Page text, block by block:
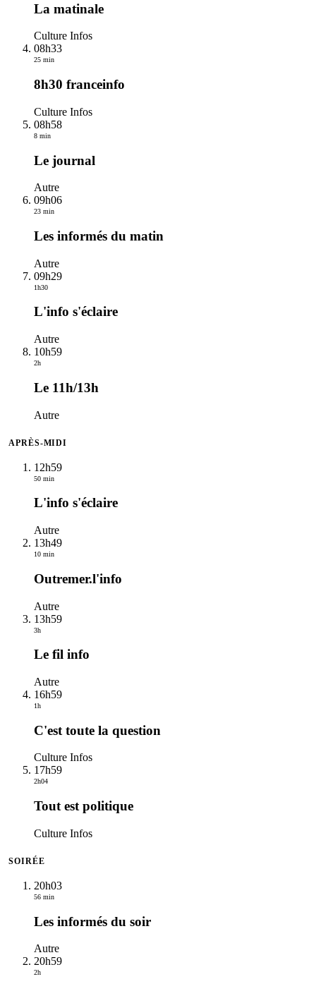
La matinale
Culture Infos
08h33
25 min
8h30 franceinfo
Culture Infos
08h58
8 min
Le journal
Autre
09h06
23 min
Les informés du matin
Autre
09h29
1h30
L'info s'éclaire
Autre
10h59
2h
Le 11h/13h
Autre
APRÈS-MIDI
12h59
50 min
L'info s'éclaire
Autre
13h49
10 min
Outremer.l'info
Autre
13h59
3h
Le fil info
Autre
16h59
1h
C'est toute la question
Culture Infos
17h59
2h04
Tout est politique
Culture Infos
SOIRÉE
20h03
56 min
Les informés du soir
Autre
20h59
2h